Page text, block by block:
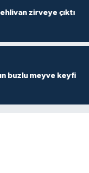
zirveye çıktı
buzlu meyve keyfi